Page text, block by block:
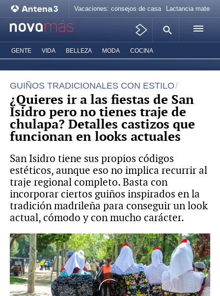
Vacaciones: consejos de casa Lactancia materna
GENTE VIDA BELLEZA MODA COCINA
GUIÑOS TRADICIONALES CON ESTILO
¿Quieres ir a las fiestas de San
Isidro pero no tienes traje de
chulapa? Detalles castizos que
funcionan en looks actuales
San Isidro tiene sus propios códigos
estéticos, aunque eso no implica recurrir al
traje regional completo. Basta con
incorporar ciertos guiños inspirados en la
tradición madrileña para conseguir un look
actual, cómodo y con mucho carácter.